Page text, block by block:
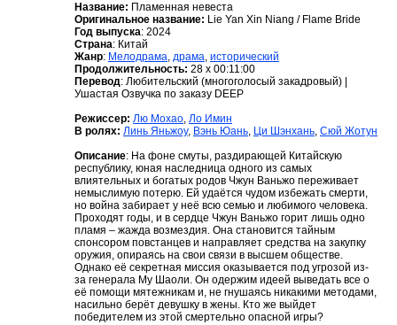
Название: Пламенная невеста
Оригинальное название: Lie Yan Xin Niang / Flame Bride
Год выпуска: 2024
Страна: Китай
Жанр: Мелодрама, драма, исторический
Продолжительность: 28 x 00:11:00
Перевод: Любительский (многоголосый закадровый) |
Ушастая Озвучка по заказу DEEP
Режиссер: Лю Мохао, Ло Имин
В ролях: Линь Яньжоу, Вэнь Юань, Ци Шэнхань, Сюй Жотун
Описание: На фоне смуты, раздирающей Китайскую
республику, юная наследница одного из самых
влиятельных и богатых родов Чжун Ваньжо переживает
немыслимую потерю. Ей удаётся чудом избежать смерти,
но война забирает у неё всю семью и любимого человека.
Проходят годы, и в сердце Чжун Ваньжо горит лишь одно
пламя – жажда возмездия. Она становится тайным
спонсором повстанцев и направляет средства на закупку
оружия, опираясь на свои связи в высшем обществе.
Однако её секретная миссия оказывается под угрозой из-
за генерала Му Шаоли. Он одержим идеей выведать все о
её помощи мятежникам и, не гнушаясь никакими методами,
насильно берёт девушку в жены. Кто же выйдет
победителем из этой смертельно опасной игры?